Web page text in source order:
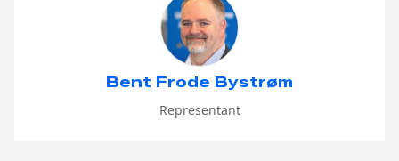
Bent Frode Bystrøm
Representant